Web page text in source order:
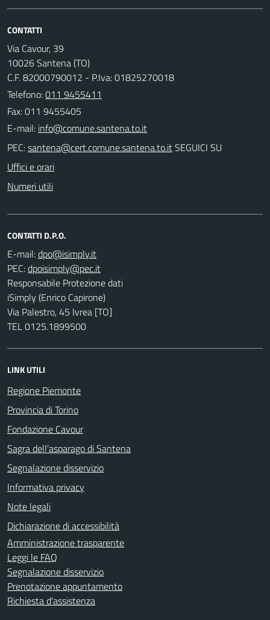
CONTATTI
Via Cavour, 39
10026 Santena (TO)
C.F. 82000790012 - P.Iva: 01825270018
Telefono:011 9455411
Fax: 011 9455405
E-mail:
PEC:
SEGUICI SU
Uffici e orari
Numeri utili
CONTATTI D.P.O.
E-mail:
PEC:
Responsabile Protezione dati
iSimply (Enrico Capirone)
Via Palestro, 45 Ivrea [TO]
TEL 0125.1899500
LINK UTILI
Regione Piemonte
Provincia di Torino
Fondazione Cavour
Sagra dell'asparago di Santena
Segnalazione disservizio
Informativa privacy
Note legali
Dichiarazione di accessibilità
Amministrazione trasparente
Leggi le FAQ
Segnalazione disservizio
Prenotazione appuntamento
Richiesta d'assistenza